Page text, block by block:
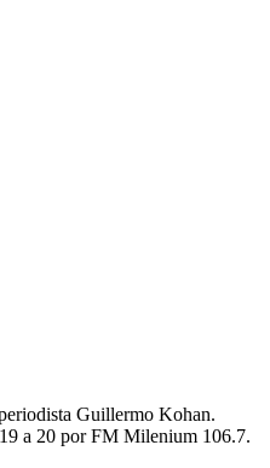
Guillermo Kohan.
a 20 por FM Milenium 106.7.